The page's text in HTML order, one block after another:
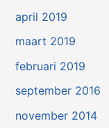
april 2019
maart 2019
februari 2019
september 2016
november 2014